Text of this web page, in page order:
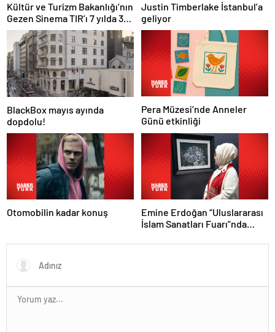
Kültür ve Turizm Bakanlığı’nın
Gezen Sinema TIR’ı 7 yılda 358
ilçeye ulaştı
Justin Timberlake İstanbul’a
geliyor
BlackBox mayıs ayında
dopdolu!
Pera Müzesi’nde Anneler
Günü etkinliği
Otomobilin kadar konuş
Emine Erdoğan “Uluslararası
İslam Sanatları Fuarı”nda